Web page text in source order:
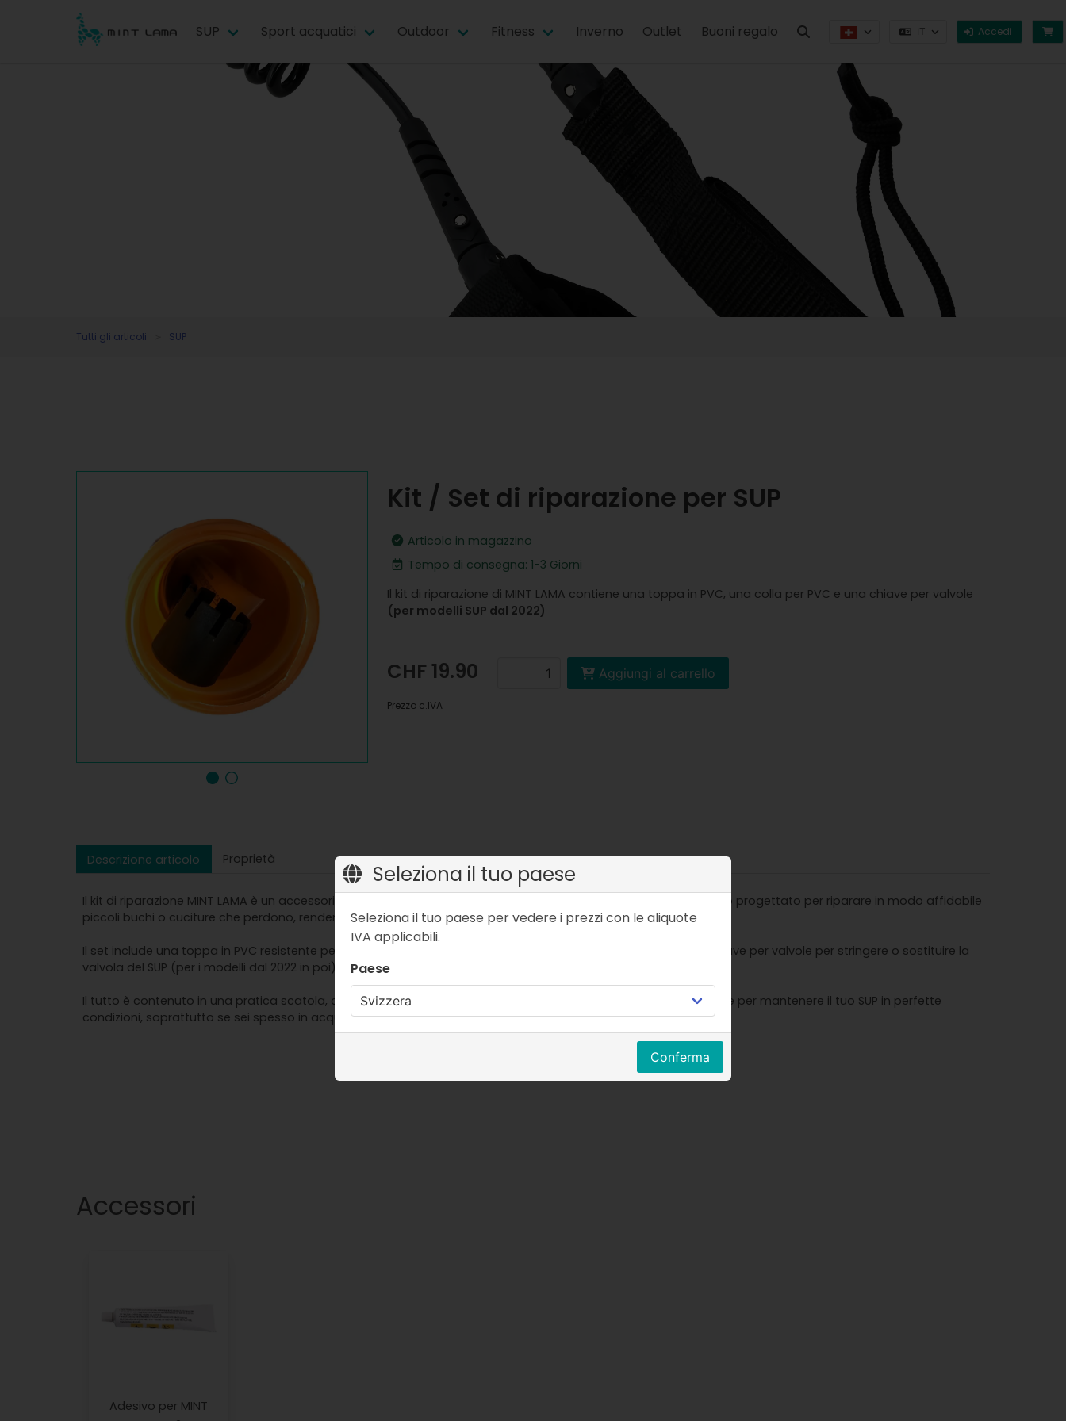
SUP Sport acquatici Outdoor Fitness Inverno Outlet Buoni regalo IT Accedi
Tutti gli articoli SUP
Kit / Set di riparazione per SUP
Articolo in magazzino
Tempo di consegna: 1-3 Giorni
Il kit di riparazione di MINT LAMA contiene una toppa in PVC, una colla per PVC e una chiave per valvole
(per modelli SUP dal 2022)
CHF 19.90 Aggiungi al carrello
Prezzo c.IVA
Descrizione articolo Proprietà
Il kit di riparazione MINT LAMA è un accessorio indispensabile per tutti gli appassionati di stand up paddle. È stato progettato per riparare in modo affidabile
piccoli buchi o cuciture che perdono, rendendo la tua tavola subito pronta all’uso.
Il set include una toppa in PVC resistente per una sigillatura duratura, una colla PVC ad alta resistenza e una chiave per valvole per stringere o sostituire la
valvola del SUP (per i modelli dal 2022 in poi).
Il tutto è contenuto in una pratica scatola, così rimane ordinato e sempre a portata di mano. La soluzione ideale per mantenere il tuo SUP in perfette
condizioni, soprattutto se sei spesso in acqua.
Accessori
Adesivo per MINT
Seleziona il tuo paese
Seleziona il tuo paese per vedere i prezzi con le aliquote
IVA applicabili.
Paese
Conferma